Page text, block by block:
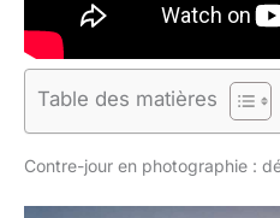
Table des matières
Contre-jour en photographie :